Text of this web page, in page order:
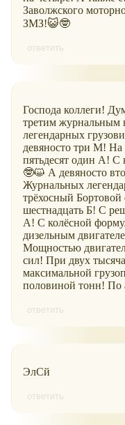
Заволжского
ЗМЗ!😺🤓
ответить
Господа коллеги!
третим
легендарных
девяносто три М! На
пятьдесят один А! С
🤓😺 А девяносто
Журнальных
трёхосный
шестнадцать Б! С
А! С колёсной
дизельным
Мощностью
сил! При двух
максимальной
половиной тонн! По
ответить
ЭлСй
ответить